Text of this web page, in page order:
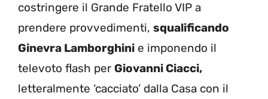
costringere il Grande Fratello VIP a
prendere provvedimenti, squalificando
Ginevra Lamborghini e imponendo il
televoto flash per Giovanni Ciacci,
letteralmente ‘cacciato’ dalla Casa con il